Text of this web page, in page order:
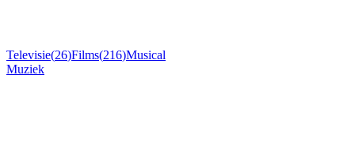
Televisie(26)Films(216)Musical
Muziek